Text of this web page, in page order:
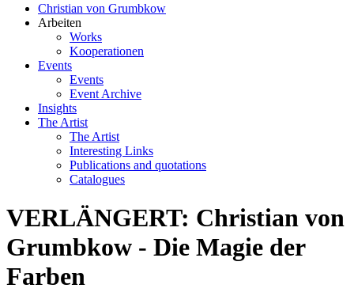
Christian von Grumbkow
Arbeiten
Works
Kooperationen
Events
Events
Event Archive
Insights
The Artist
The Artist
Interesting Links
Publications and quotations
Catalogues
VERLÄNGERT: Christian von
Grumbkow - Die Magie der
Farben